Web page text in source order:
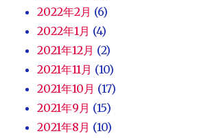
2022年2月 (6)
2022年1月 (4)
2021年12月 (2)
2021年11月 (10)
2021年10月 (17)
2021年9月 (15)
2021年8月 (10)